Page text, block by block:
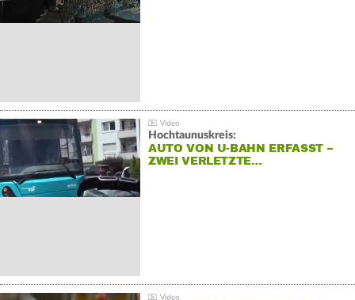
Hochtaunuskreis:
AUTO VON U-BAHN ERFASST –
ZWEI VERLETZTE…